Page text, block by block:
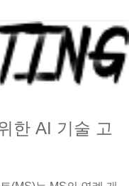
한 AI 기술 고